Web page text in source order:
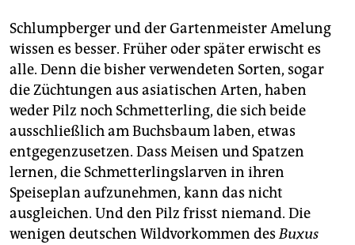
Schlumpberger und der Gartenmeister Amelung
wissen es besser. Früher oder später erwischt es
alle. Denn die bisher verwendeten Sorten, sogar
die Züchtungen aus asiatischen Arten, haben
weder Pilz noch Schmetterling, die sich beide
ausschließlich am Buchsbaum laben, etwas
entgegenzusetzen. Dass Meisen und Spatzen
lernen, die Schmetterlingslarven in ihren
Speiseplan aufzunehmen, kann das nicht
ausgleichen. Und den Pilz frisst niemand. Die
wenigen deutschen Wildvorkommen desBuxus